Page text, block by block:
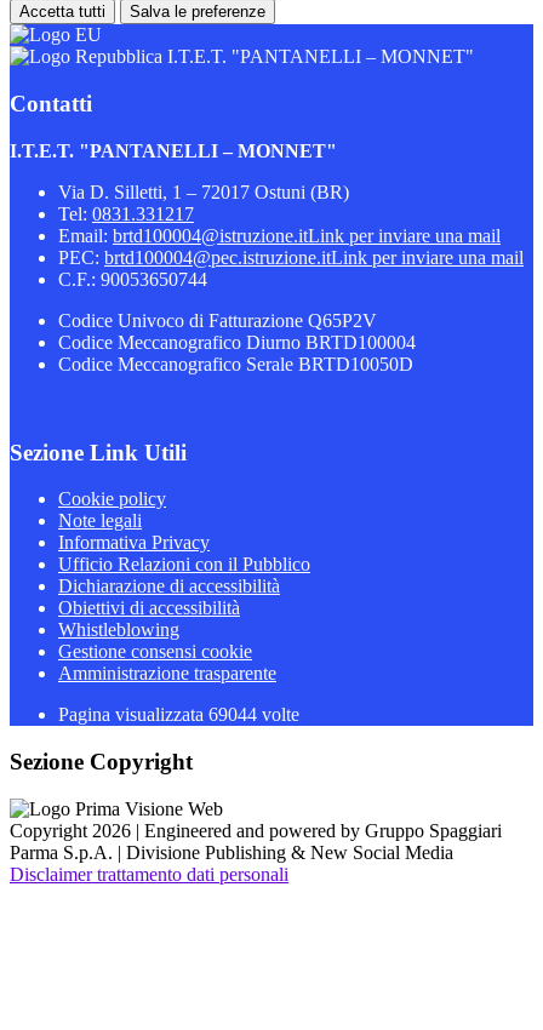
Accetta tutti Salva le preferenze
I.T.E.T. "PANTANELLI – MONNET"
Contatti
I.T.E.T. "PANTANELLI – MONNET"
Via D. Silletti, 1 – 72017 Ostuni (BR)
Tel: 0831.331217
Email: brtd100004@istruzione.itLink per inviare una mail
PEC: brtd100004@pec.istruzione.itLink per inviare una mail
C.F.: 90053650744
Codice Univoco di Fatturazione Q65P2V
Codice Meccanografico Diurno BRTD100004
Codice Meccanografico Serale BRTD10050D
Sezione Link Utili
Cookie policy
Note legali
Informativa Privacy
Ufficio Relazioni con il Pubblico
Dichiarazione di accessibilità
Obiettivi di accessibilità
Whistleblowing
Gestione consensi cookie
Amministrazione trasparente
Pagina visualizzata 69044 volte
Sezione Copyright
Copyright 2026 | Engineered and powered by Gruppo Spaggiari
Parma S.p.A. | Divisione Publishing & New Social Media
Disclaimer trattamento dati personali